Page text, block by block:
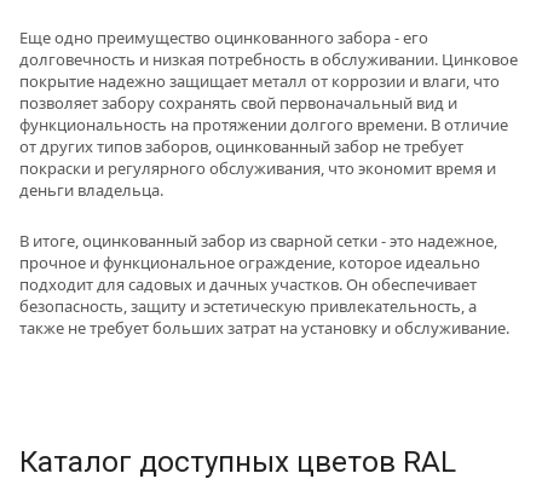
Еще одно преимущество оцинкованного забора - его
долговечность и низкая потребность в обслуживании. Цинковое
покрытие надежно защищает металл от коррозии и влаги, что
позволяет забору сохранять свой первоначальный вид и
функциональность на протяжении долгого времени. В отличие
от других типов заборов, оцинкованный забор не требует
покраски и регулярного обслуживания, что экономит время и
деньги владельца.
В итоге, оцинкованный забор из сварной сетки - это надежное,
прочное и функциональное ограждение, которое идеально
подходит для садовых и дачных участков. Он обеспечивает
безопасность, защиту и эстетическую привлекательность, а
также не требует больших затрат на установку и обслуживание.
Каталог доступных цветов RAL